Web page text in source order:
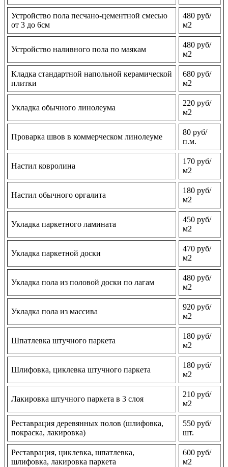
Устройство пола песчано-цементной смесью
от 3 до 6см
480 руб/
м2
Устройство наливного пола по маякам
480 руб/
м2
Кладка стандартной напольной керамической
плитки
680 руб/
м2
Укладка обычного линолеума
220 руб/
м2
Проварка швов в коммерческом линолеуме
80 руб/
п.м.
Настил ковролина
170 руб/
м2
Настил обычного оргалита
180 руб/
м2
Укладка паркетного ламината
450 руб/
м2
Укладка паркетной доски
470 руб/
м2
Укладка пола из половой доски по лагам
480 руб/
м2
Укладка пола из массива
920 руб/
м2
Шпатлевка штучного паркета
180 руб/
м2
Шлифовка, циклевка штучного паркета
180 руб/
м2
Лакировка штучного паркета в 3 слоя
210 руб/
м2
Реставрация деревянных полов (шлифовка,
покраска, лакировка)
550 руб/
шт.
Реставрация, циклевка, шпатлевка,
шлифовка, лакировка паркета
600 руб/
м2